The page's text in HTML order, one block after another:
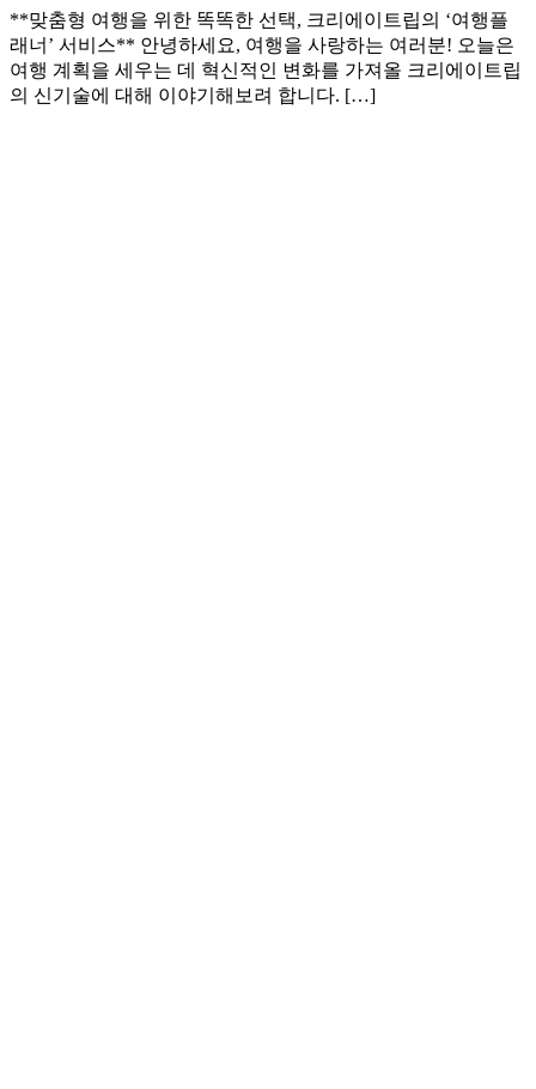
**맞춤형 여행을 위한 똑똑한 선택, 크리에이트립의 ‘여행플
래너’ 서비스** 안녕하세요, 여행을 사랑하는 여러분! 오늘은
여행 계획을 세우는 데 혁신적인 변화를 가져올 크리에이트립
의 신기술에 대해 이야기해보려 합니다. […]